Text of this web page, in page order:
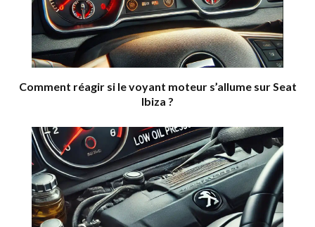
Comment réagir si le voyant moteur s’allume sur Seat
Ibiza ?